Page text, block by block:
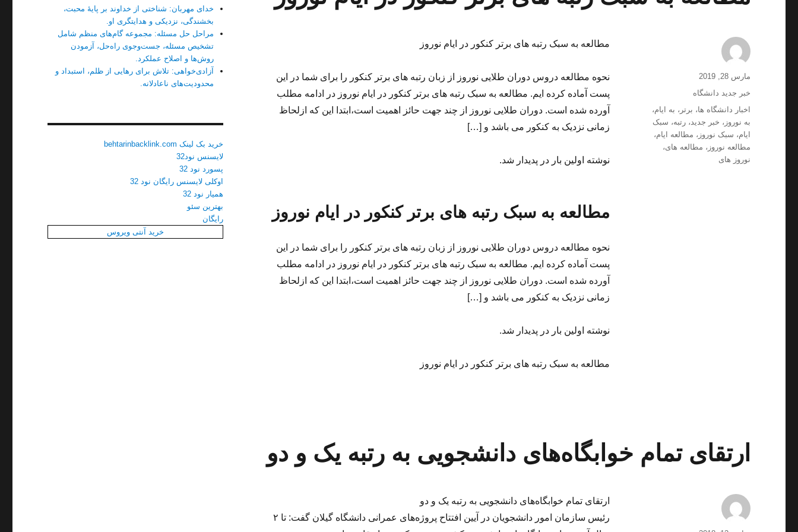
مطالعه به سبک رتبه های برتر کنکور در ایام نوروز
نحوه مطالعه دروس دوران طلایی نوروز از زبان رتبه های برتر کنکور را برای شما در این
پست آماده کرده ایم. مطالعه به سبک رتبه های برتر کنکور در ایام نوروز در ادامه مطلب
آورده شده است. دوران طلایی نوروز از چند جهت حائز اهمیت است،ابتدا این که ازلحاظ
زمانی نزدیک به کنکور می باشد و […]
نوشته اولین بار در پدیدار شد.
مطالعه به سبک رتبه های برتر کنکور در ایام نوروز
نحوه مطالعه دروس دوران طلایی نوروز از زبان رتبه های برتر کنکور را برای شما در این
پست آماده کرده ایم. مطالعه به سبک رتبه های برتر کنکور در ایام نوروز در ادامه مطلب
آورده شده است. دوران طلایی نوروز از چند جهت حائز اهمیت است،ابتدا این که ازلحاظ
زمانی نزدیک به کنکور می باشد و […]
نوشته اولین بار در پدیدار شد.
مطالعه به سبک رتبه های برتر کنکور در ایام نوروز
نویسنده
ارسال
مارس 28, 2019
دسته‌ها
خبر جدید دانشگاه
برچسب‌ها
اخبار دانشگاه ها، برتر ، به ایام،
به نوروز ، خبر جدید،رتبه، سبک
ایام، سبک نوروز ، مطالعه ایام،
مطالعه نوروز ، مطالعه های،
نوروز های
ارتقای تمام خوابگاه‌های دانشجویی به رتبه یک و دو
ارتقای تمام خوابگاه‌های دانشجویی به رتبه یک و دو
رئیس سازمان امور دانشجویان در آیین افتتاح پروژه‌های عمرانی دانشگاه گیلان گفت: تا ۲
خدای مهربان: شناختی از خداوند بر پایهٔ محبت،
بخشندگی، نزدیکی و هدایتگری او.
مراحل حل مسئله: مجموعه گام‌های منظم شامل
تشخیص مسئله، جست‌وجوی راه‌حل، آزمودن
روش‌ها و اصلاح عملکرد.
آزادی‌خواهی: تلاش برای رهایی از ظلم، استبداد و
محدودیت‌های ناعادلانه.
خرید بک لینک behtarinbacklink.com
لایسنس نود32
پسورد نود 32
اوکلی لایسنس رایگان نود 32
همیار نود 32
بهترین سئو
رایگان
خرید آنتی ویروس